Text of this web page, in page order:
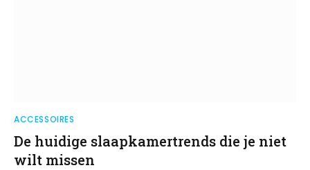
ACCESSOIRES
De huidige slaapkamertrends die je niet
wilt missen